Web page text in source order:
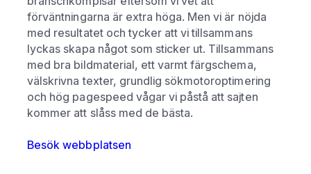
förväntningarna är extra höga. Men vi är nöjda
med resultatet och tycker att vi tillsammans
lyckas skapa något som sticker ut. Tillsammans
med bra bildmaterial, ett varmt färgschema,
välskrivna texter, grundlig sökmotoroptimering
och hög pagespeed vågar vi påstå att sajten
kommer att slåss med de bästa.
Besök webbplatsen